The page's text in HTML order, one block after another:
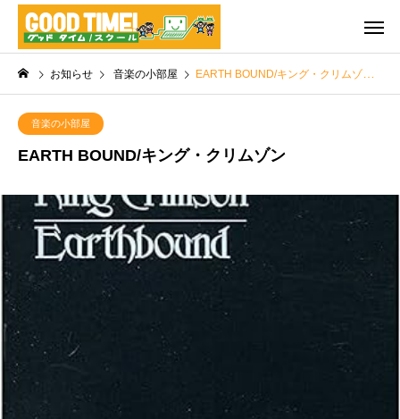
お知らせ 音楽の小部屋 EARTH BOUND/キング・クリムゾン
音楽の小部屋
EARTH BOUND/キング・クリムゾン